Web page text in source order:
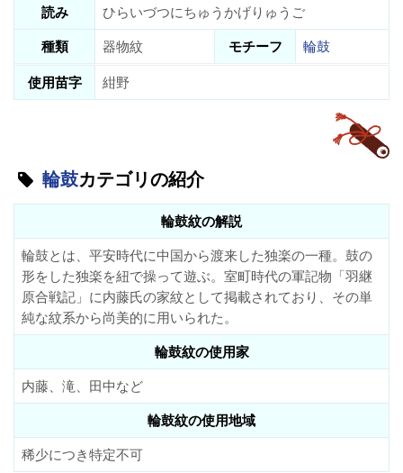
読み
ひらいづつにちゅうかげりゅうご
種類
器物紋 モチーフ
輪鼓
使用苗字
紺野
輪鼓カテゴリの紹介
輪鼓紋の解説
輪鼓とは、平安時代に中国から渡来した独楽の一種。鼓の
形をした独楽を紐で操って遊ぶ。室町時代の軍記物「羽継
原合戦記」に内藤氏の家紋として掲載されており、その単
純な紋系から尚美的に用いられた。
輪鼓紋の使用家
内藤、滝、田中など
輪鼓紋の使用地域
稀少につき特定不可